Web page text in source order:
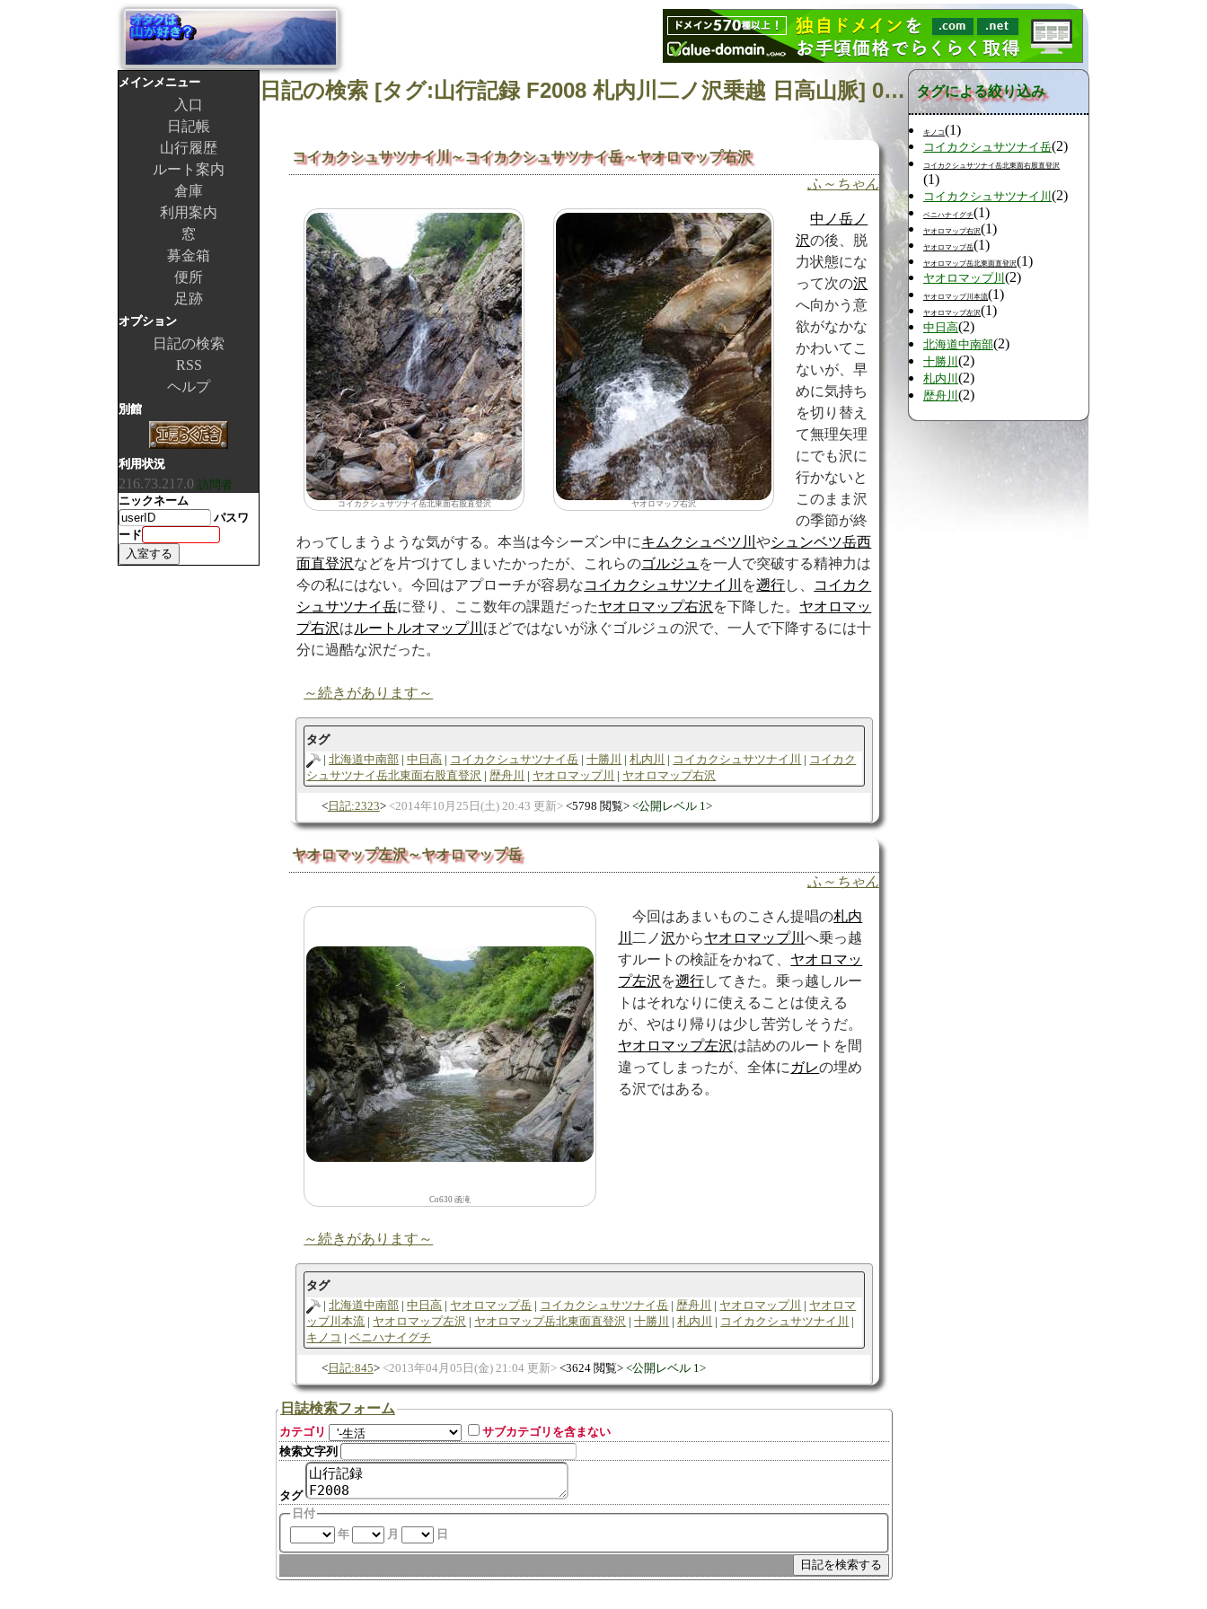
日記の検索 [タグ:山行記録 F2008 札内川二ノ沢乗越 日高山脈] 01～02(02件中)
コイカクシュサツナイ川～コイカクシュサツナイ岳～ヤオロマップ右沢
ふ～ちゃん
コイカクシュサツナイ岳北東面右股直登沢 ヤオロマップ右沢
中ノ岳ノ
沢の後、脱
力状態にな
って次の沢
へ向かう意
欲がなかな
かわいてこ
ないが、早
めに気持ち
を切り替え
て無理矢理
にでも沢に
行かないと
このまま沢
の季節が終
わってしまうような気がする。本当は今シーズン中にキムクシュベツ川やシュンベツ岳西
面直登沢などを片づけてしまいたかったが、これらのゴルジュ を一人で突破する精神力は
今の私にはない。今回はアプローチが容易なコイカクシュサツナイ川 を遡行し、
コイカク
シュサツナイ岳に登り、ここ数年の課題だったヤオロマップ右沢 を下降した。 ヤオロマッ
プ右沢はルートルオマップ川 ほどではないが泳ぐゴルジュの沢で、一人で下降するには十
分に過酷な沢だった。
～続きがあります～
タグ
北海道中南部
中日高 コイカクシュサツナイ岳 十勝川 札内川 コイカクシュサツナイ川
コイカク
シュサツナイ岳北東面右股直登沢
歴舟川 ヤオロマップ川 ヤオロマップ右沢
日記:2323 2014年10月25日(土) 20:43 更新 5798 閲覧 公開レベル 1
ヤオロマップ左沢～ヤオロマップ岳
ふ～ちゃん
Co630 函滝
今回はあまいものこさん提唱の札内
川
二ノ沢からヤオロマップ川へ乗っ越
すルートの検証をかねて、 ヤオロマッ
プ左沢 を遡行してきた。乗っ越しルー
トはそれなりに使えることは使える
が、やはり帰りは少し苦労しそうだ。
ヤオロマップ左沢は詰めのルートを間
違ってしまったが、全体に ガレの埋め
る沢ではある。
～続きがあります～
タグ
北海道中南部
中日高 ヤオロマップ岳 コイカクシュサツナイ岳 歴舟川 ヤオロマップ川
ヤオロマ
ップ川本流
ヤオロマップ左沢 ヤオロマップ岳北東面直登沢 十勝川 札内川
コイカクシュサツナイ川
キノコ
ベニハナイグチ
日記:845 2013年04月05日(金) 21:04 更新 3624 閲覧 公開レベル 1
日誌検索フォーム
カテゴリ
サブカテゴリを含まない
検索文字列
タグ
日付
年
月 日
タグによる絞り込み
キノコ(1)
コイカクシュサツナイ岳(2)
コイカクシュサツナイ岳北東面右股直登沢
(1)
コイカクシュサツナイ川 (2)
ベニハナイグチ(1)
ヤオロマップ右沢(1)
ヤオロマップ岳(1)
ヤオロマップ岳北東面直登沢(1)
ヤオロマップ川 (2)
ヤオロマップ川本流(1)
ヤオロマップ左沢(1)
中日高(2)
北海道中南部(2)
十勝川 (2)
札内川 (2)
歴舟川 (2)
メインメニュー
入口
日記帳
山行履歴
ルート案内
倉庫
利用案内
窓
募金箱
便所
足跡
オプション
日記の検索
RSS
ヘルプ
別館
利用状況
216.73.217.0 訪問者
ニックネーム
パスワ
ード